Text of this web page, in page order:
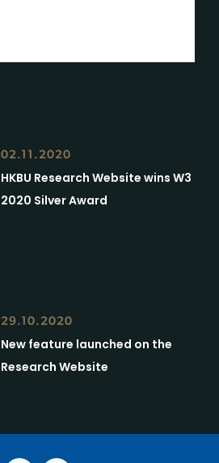
02.11.2020
HKBU Research Website wins W3
2020 Silver Award
29.10.2020
New feature launched on the
Research Website